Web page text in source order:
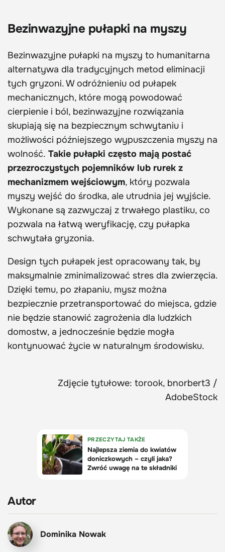
Bezinwazyjne pułapki na myszy
Bezinwazyjne pułapki na myszy to humanitarna
alternatywa dla tradycyjnych metod eliminacji
tych gryzoni. W odróżnieniu od pułapek
mechanicznych, które mogą powodować
cierpienie i ból, bezinwazyjne rozwiązania
skupiają się na bezpiecznym schwytaniu i
możliwości późniejszego wypuszczenia myszy na
wolność. Takie pułapki często mają postać
przezroczystych pojemników lub rurek z
mechanizmem wejściowym, który pozwala
myszy wejść do środka, ale utrudnia jej wyjście.
Wykonane są zazwyczaj z trwałego plastiku, co
pozwala na łatwą weryfikację, czy pułapka
schwytała gryzonia.
Design tych pułapek jest opracowany tak, by
maksymalnie zminimalizować stres dla zwierzęcia.
Dzięki temu, po złapaniu, mysz można
bezpiecznie przetransportować do miejsca, gdzie
nie będzie stanowić zagrożenia dla ludzkich
domostw, a jednocześnie będzie mogła
kontynuować życie w naturalnym środowisku.
Zdjęcie tytułowe: torook, bnorbert3 /
AdobeStock
Autor
Dominika Nowak